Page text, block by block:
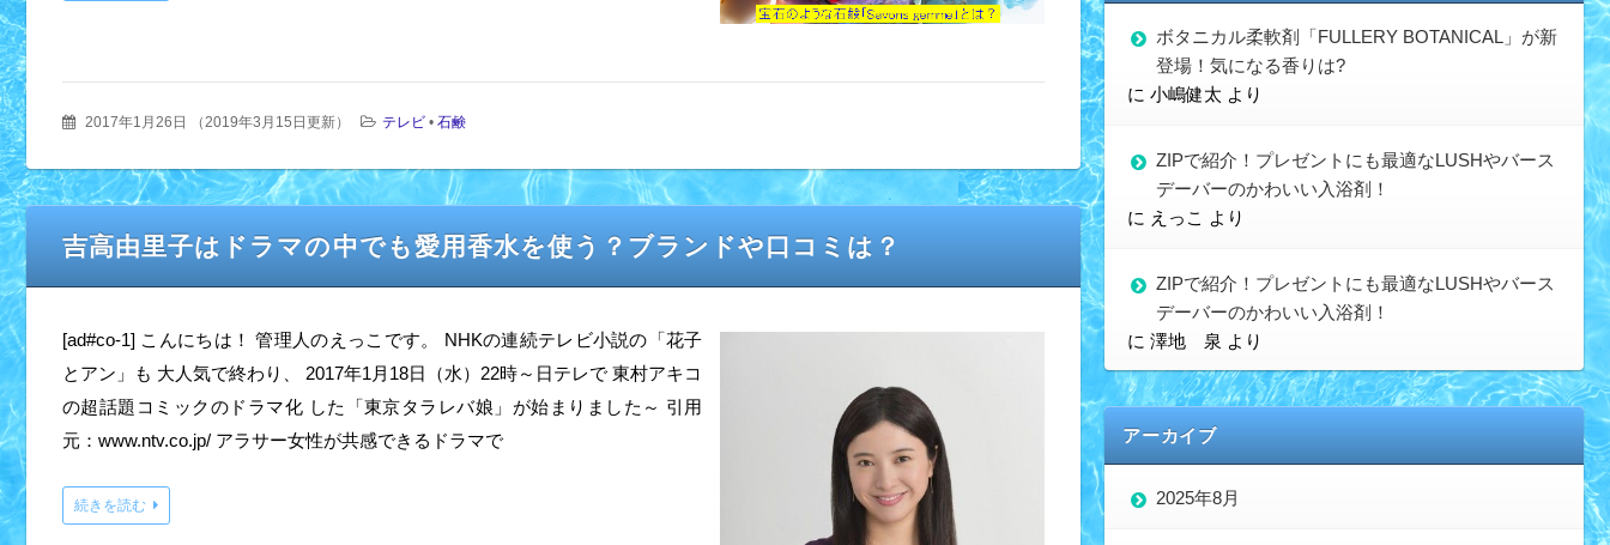
2017年1月26日 （ 2019年3月15日更新） テレビ • 石鹸
吉高由里子はドラマの中でも愛用香水を使う？ブランドや口コミは？
[ad#co-1] こんにちは！ 管理人のえっこです。 NHKの連続テレビ小説の「花子
とアン」も 大人気で終わり、 2017年1月18日（水）22時～日テレで 東村アキコ
の超話題コミックのドラマ化 した「東京タラレバ娘」が始まりました～ 引用
元：www.ntv.co.jp/ アラサー女性が共感できるドラマで
続きを読む
ボタニカル柔軟剤「FULLERY BOTANICAL」が新
登場！気になる香りは?
に 小嶋健太 より
ZIPで紹介！プレゼントにも最適なLUSHやバース
デーバーのかわいい入浴剤！
に えっこ より
ZIPで紹介！プレゼントにも最適なLUSHやバース
デーバーのかわいい入浴剤！
に 澤地 泉 より
アーカイブ
2025年8月